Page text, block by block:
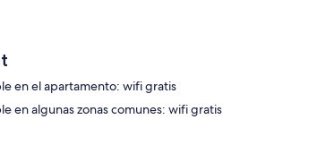
cajas fuertes, además de habitaciones
en el apartamento: wifi gratis
en algunas zonas comunes: wifi gratis